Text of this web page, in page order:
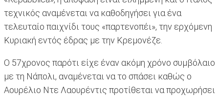
τεχνικός αναμένεται να καθοδηγήσει για ένα
τελευταίο παιχνίδι τους «παρτενοπέι», την ερχόμενη
Κυριακή εντός έδρας με την Κρεμονέζε.
Ο 57χρονος παρότι είχε έναν ακόμη χρόνο συμβόλαιο
με τη Νάπολι, αναμένεται να το σπάσει καθώς ο
Αουρέλιο Ντε Λαουρέντις προτίθεται να προχωρήσει